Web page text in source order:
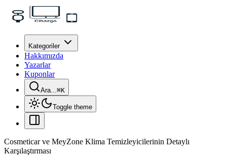
Kategoriler
Hakkımızda
Yazarlar
Kuponlar
Ara...⌘K
Toggle theme
Cosmeticar ve MeyZone Klima Temizleyicilerinin Detaylı
Karşılaştırması